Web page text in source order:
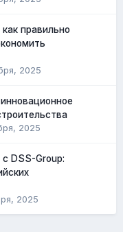
правильно
2025
2025
DSS-Group:
2025